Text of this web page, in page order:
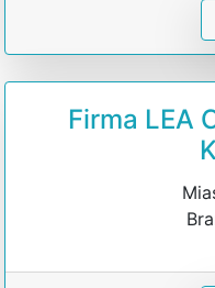
Firma LEA